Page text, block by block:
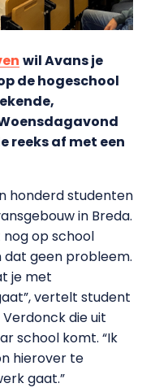
wil Avans je
de hogeschool
reeks af met een
honderd studenten
in Breda.
op school
dat geen probleem.
je met
vertelt student
die uit
school komt. “Ik
hierover te
gaat.”